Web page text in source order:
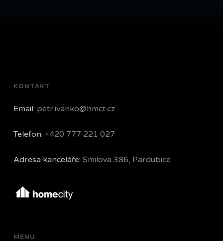
KONTAKT
Email: petr.ivanko@hmct.cz
Telefon: +420 777 221 027
Adresa kanceláře: Smilova 386, Pardubice
MENU